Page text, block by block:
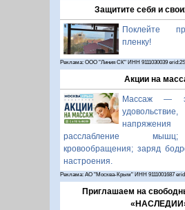
Защитите себя и
Поклейте
пленку!
Реклама: ООО "Линия СК" ИНН 9111030039
Акции на
Массаж —
расслабление
кровообращения; заряд
настроения.
Реклама: АО "Москва-Крым" ИНН 9111001687
Приглашаем на